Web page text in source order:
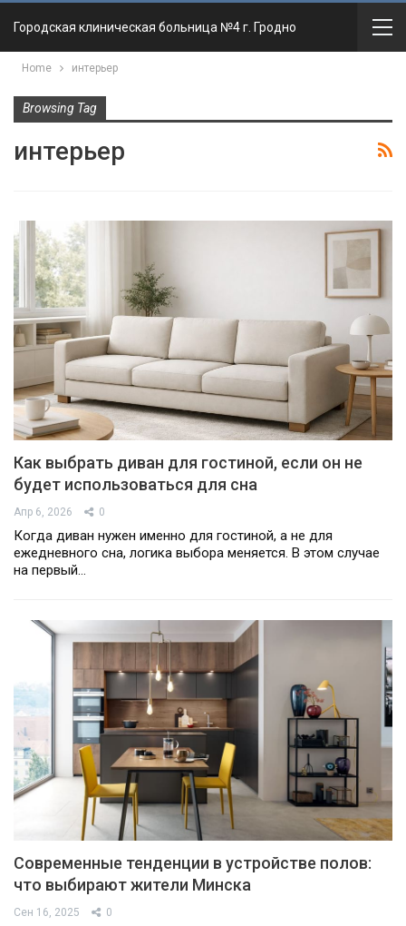
Городская клиническая больница №4 г. Гродно
Home интерьер
Browsing Tag
интерьер
Как выбрать диван для гостиной, если он не
будет использоваться для сна
Апр 6, 2026 0
Когда диван нужен именно для гостиной, а не для
ежедневного сна, логика выбора меняется. В этом случае
на первый…
Современные тенденции в устройстве полов:
что выбирают жители Минска
Сен 16, 2025 0